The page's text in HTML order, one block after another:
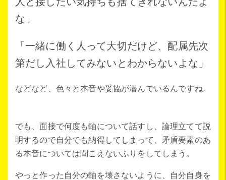
な」
「一緒に働く人って大切だけど、配属先次
第だし入社してみないとわからないよな」
などなど、色々と本音や妥協が潜んでいるんですね。
でも、面接で何度も軸について話すし、論理立てて説
明するので自分でも納得してしまって、矛盾要素のあ
る本音については聞こえないふりをしてしまう。
やっと作った自分の軸を壊さないように、自分自身を